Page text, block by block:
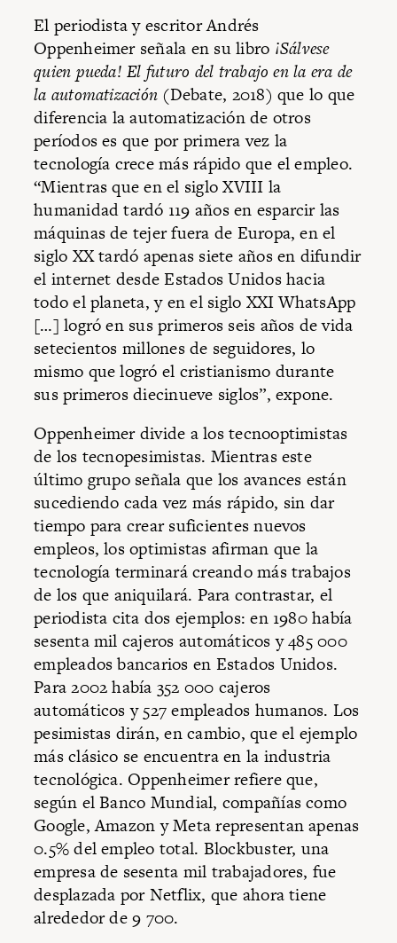
El periodista y escritor Andrés
Oppenheimer señala en su libro ¡Sálvese
quien pueda! El futuro del trabajo en la era de
la automatización (Debate, 2018) que lo que
diferencia la automatización de otros
períodos es que por primera vez la
tecnología crece más rápido que el empleo.
“Mientras que en el siglo XVIII la
humanidad tardó 119 años en esparcir las
máquinas de tejer fuera de Europa, en el
siglo XX tardó apenas siete años en difundir
el internet desde Estados Unidos hacia
todo el planeta, y en el siglo XXI WhatsApp
[…] logró en sus primeros seis años de vida
setecientos millones de seguidores, lo
mismo que logró el cristianismo durante
sus primeros diecinueve siglos”, expone.
Oppenheimer divide a los tecnooptimistas
de los tecnopesimistas. Mientras este
último grupo señala que los avances están
sucediendo cada vez más rápido, sin dar
tiempo para crear suficientes nuevos
empleos, los optimistas afirman que la
tecnología terminará creando más trabajos
de los que aniquilará. Para contrastar, el
periodista cita dos ejemplos: en 1980 había
sesenta mil cajeros automáticos y 485 000
empleados bancarios en Estados Unidos.
Para 2002 había 352 000 cajeros
automáticos y 527 empleados humanos. Los
pesimistas dirán, en cambio, que el ejemplo
más clásico se encuentra en la industria
tecnológica. Oppenheimer refiere que,
según el Banco Mundial, compañías como
Google, Amazon y Meta representan apenas
0.5% del empleo total. Blockbuster, una
empresa de sesenta mil trabajadores, fue
desplazada por Netflix, que ahora tiene
alrededor de 9 700.